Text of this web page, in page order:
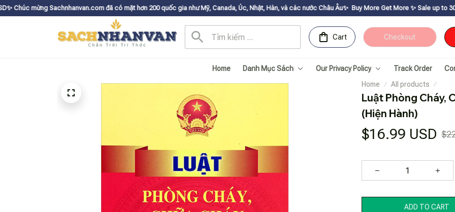
đã có mặt hơn 200 quốc gia như Mỹ, Canada, Úc, Nhật, Hàn, và các nước Châu Âu✨ Buy More Get Moreㅤ ✨ㅤ Sale up to 30% ㅤ✨ㅤ Get voucher
Cart Checkout
Home Danh Mục Sách Our Privacy Policy Track Order
Home
All products
Luật Phòng Cháy,
(Hiện Hành)
$16.99 USD
ADD TO CART